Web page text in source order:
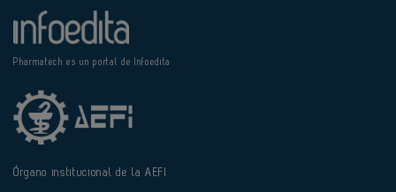
Pharmatech es un portal de Infoedita
Órgano institucional de la AEFI